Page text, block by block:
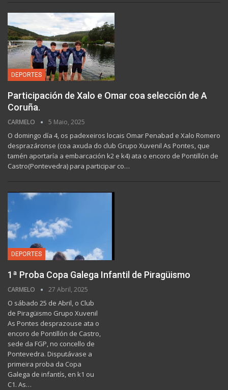
DEPORTES
Participación de Xalo e Omar coa selección de A
Coruña.
CARMELO 5 Maio, 2025
O domingo día 4, os padexeiros locais Omar Penabad e Xalo Romero
desprazáronse (coa axuda do club Grupo Xuvenil As Pontes, que
tamén aportaría a embarcación k2 e k4) ata o encoro de Pontillón de
Castro(Pontevedra) para participar co…
DEPORTES
1ª Proba Copa Galega Infantil de Piragüismo
CARMELO 27 Abril, 2025
O sábado 25 de Abril, o Club
de Piragüismo Grupo Xuvenil
As Pontes desprazouse ata o
encoro de Pontillón de Castro,
sede da FGP, no concello de
Pontevedra. Disputávase a
primeira proba da Copa
Galega de infantís, en k1 ou
C1. As…